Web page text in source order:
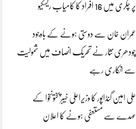
پر چکری میں 16 افراد کا کامیاب ریسکیو
عمران خان سے دوستی ہونے کے باوجود
چودھری نثار نے تحریک انصاف میں شمولیت
سے انکاری رہے
علی امین گنڈاپور کا وزیراعلیٰ خیبرپختونخوا کے
عہدے سے مستعفی ہونے کا اعلان